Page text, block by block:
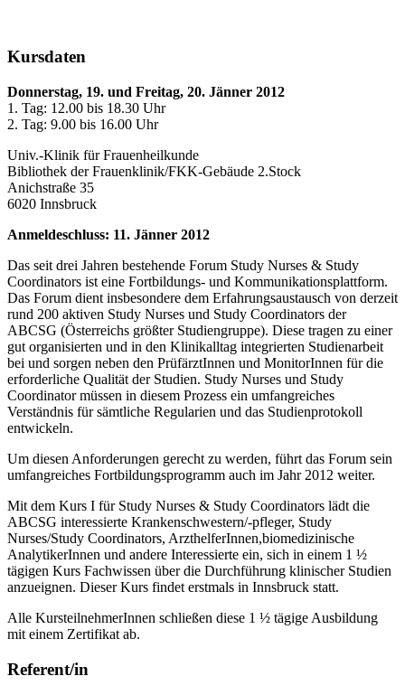
Kursdaten
Donnerstag, 19. und Freitag, 20. Jänner 2012
1. Tag: 12.00 bis 18.30 Uhr
2. Tag: 9.00 bis 16.00 Uhr
Univ.-Klinik für Frauenheilkunde
Bibliothek der Frauenklinik/FKK-Gebäude 2.Stock
Anichstraße 35
6020 Innsbruck
Anmeldeschluss: 11. Jänner 2012
Das seit drei Jahren bestehende Forum Study Nurses & Study
Coordinators ist eine Fortbildungs- und Kommunikationsplattform.
Das Forum dient insbesondere dem Erfahrungsaustausch von derzeit
rund 200 aktiven Study Nurses und Study Coordinators der
ABCSG (Österreichs größter Studiengruppe). Diese tragen zu einer
gut organisierten und in den Klinikalltag integrierten Studienarbeit
bei und sorgen neben den PrüfärztInnen und MonitorInnen für die
erforderliche Qualität der Studien. Study Nurses und Study
Coordinator müssen in diesem Prozess ein umfangreiches
Verständnis für sämtliche Regularien und das Studienprotokoll
entwickeln.
Um diesen Anforderungen gerecht zu werden, führt das Forum sein
umfangreiches Fortbildungsprogramm auch im Jahr 2012 weiter.
Mit dem Kurs I für Study Nurses & Study Coordinators lädt die
ABCSG interessierte Krankenschwestern/-pfleger, Study
Nurses/Study Coordinators, ArzthelferInnen,biomedizinische
AnalytikerInnen und andere Interessierte ein, sich in einem 1 ½
tägigen Kurs Fachwissen über die Durchführung klinischer Studien
anzueignen. Dieser Kurs findet erstmals in Innsbruck statt.
Alle KursteilnehmerInnen schließen diese 1 ½ tägige Ausbildung
mit einem Zertifikat ab.
Referent/in